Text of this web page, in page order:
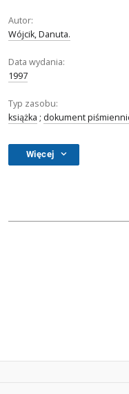
Autor:
Wójcik, Danuta.
Data wydania:
1997
Typ zasobu:
książka ; dokument
Więcej